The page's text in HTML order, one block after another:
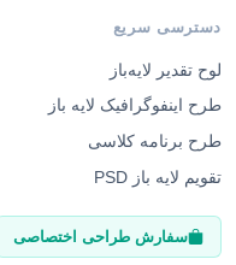
طرح اینفوگرافیک لایه باز
طرح برنامه کلاسی
تقویم لایه باز PSD
سفارش طراحی اختصاصی